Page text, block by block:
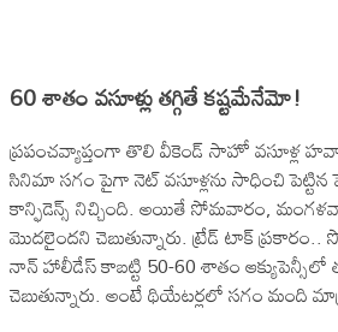
60 శాతం వ‌సూళ్లు త‌గ్గితే క‌ష్ట‌మేనేమో!
ప్ర‌పంచ‌వ్యాప్తంగా తొలి వీకెండ్ సాహో వ‌సూళ్ల
సినిమా స‌గం పైగా నెట్ వ‌సూళ్ల‌ను సాధించి పెట్టిన
కాన్ఫిడెన్స్ నిచ్చింది. అయితే సోమ‌వారం,
మొద‌లైంద‌ని చెబుతున్నారు. ట్రేడ్ టాక్
నాన్ హాలీడేస్ కాబ‌ట్టి 50-60 శాతం ఆక్యుపెన్సీలో
చెబుతున్నారు. అంటే థియేట‌ర్ల‌లో స‌గం మంది